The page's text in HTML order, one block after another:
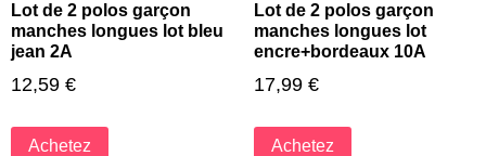
Lot de 2 polos garçon
manches longues lot bleu
jean 2A
12,59 €
Achetez
Lot de 2 polos garçon
manches longues lot
encre+bordeaux 10A
17,99 €
Achetez